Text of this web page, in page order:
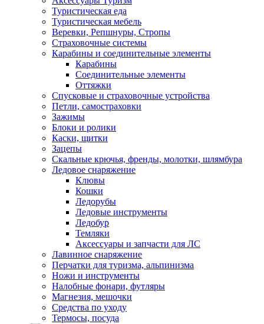
Туристическая еда
Туристическая мебель
Веревки, Репшнуры, Стропы
Страховочные системы
Карабины и соединительные элементы
Карабины
Соединительные элементы
Оттяжки
Спусковые и страховочные устройства
Петли, самостраховки
Зажимы
Блоки и ролики
Каски, щитки
Зацепы
Скальные крючья, френды, молотки, шлямбура
Ледовое снаряжение
Клювы
Кошки
Ледорубы
Ледовые инструменты
Ледобур
Темляки
Аксессуары и запчасти для ЛС
Лавинное снаряжение
Перчатки для туризма, альпинизма
Ножи и инструменты
Налобные фонари, футляры
Магнезия, мешочки
Средства по уходу
Термосы, посуда